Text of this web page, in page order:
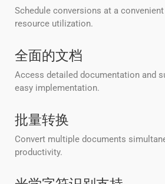
Schedule conversions at a
resource utilization.
全面的文档
Access detailed documentation and
easy implementation.
批量转换
Convert multiple documents
productivity.